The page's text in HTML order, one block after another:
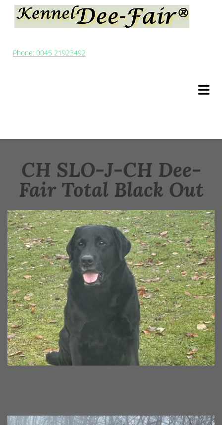
Phone: 0045 21923492
CH SLO-J-CH Dee-
Fair Total Black Out